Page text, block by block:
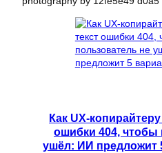
Как UX-
ошибки 404, чтобы
ушёл: ИИ предложит